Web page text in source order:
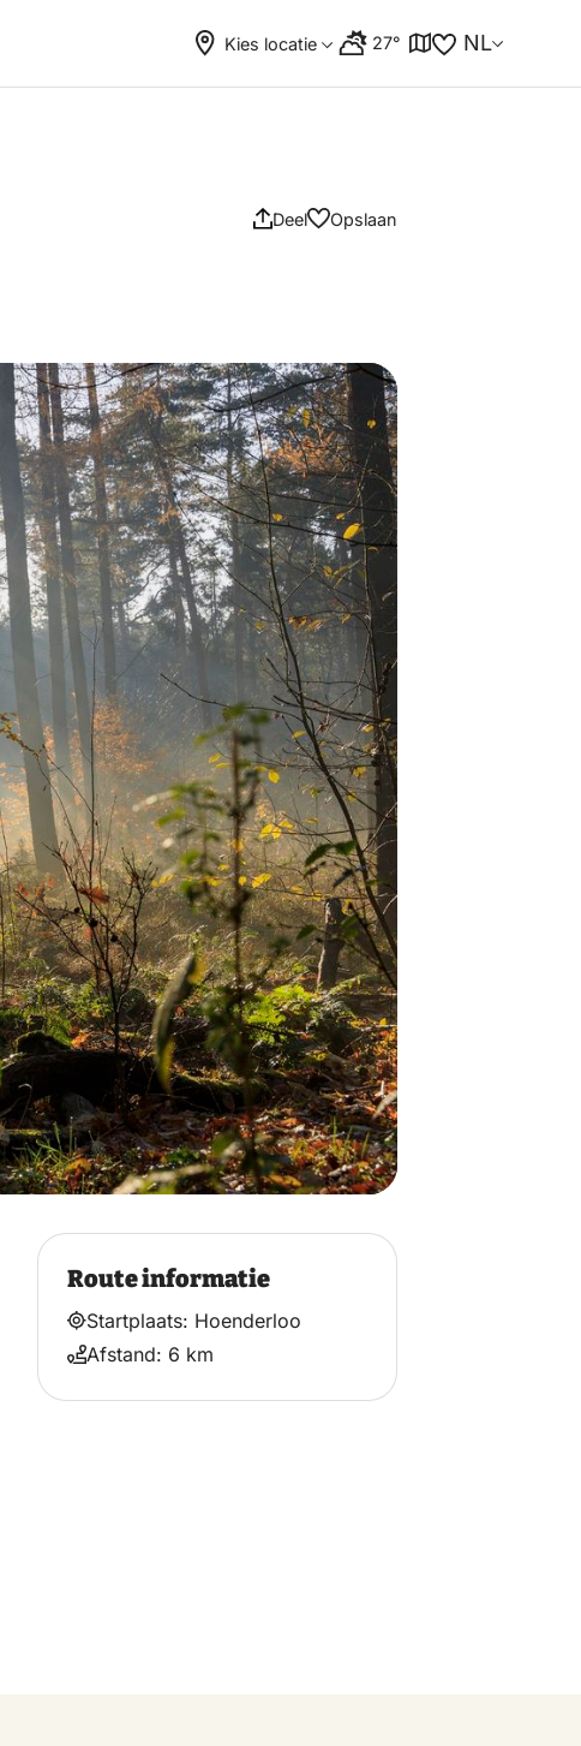
Kies locatie 27° NL
Deel Opslaan
Route informatie
Startplaats: Hoenderloo
Afstand: 6 km